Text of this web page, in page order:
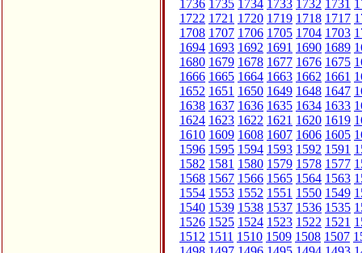
1736 1735 1734 1733 1732 1731
1722 1721 1720 1719 1718 1717
1708 1707 1706 1705 1704 1703
1694 1693 1692 1691 1690 1689
1680 1679 1678 1677 1676 1675
1666 1665 1664 1663 1662 1661
1652 1651 1650 1649 1648 1647
1638 1637 1636 1635 1634 1633
1624 1623 1622 1621 1620 1619
1610 1609 1608 1607 1606 1605
1596 1595 1594 1593 1592 1591
1582 1581 1580 1579 1578 1577
1568 1567 1566 1565 1564 1563
1554 1553 1552 1551 1550 1549
1540 1539 1538 1537 1536 1535
1526 1525 1524 1523 1522 1521
1512 1511 1510 1509 1508 1507